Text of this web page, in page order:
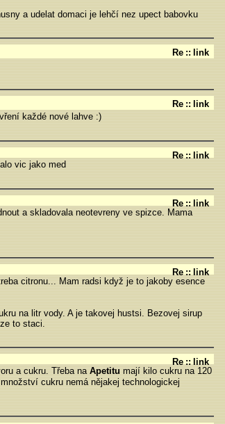
a udelat domaci je lehčí nez upect babovku
Re :: link
Re :: link
každé nové lahve :)
Re :: link
vic jako med
Re :: link
a skladovala neotevreny ve spizce. Mama
Re :: link
citronu... Mam radsi když je to jakoby esence
na litr vody. A je takovej hustsi. Bezovej sirup
to staci.
Re :: link
a cukru. Třeba na Apetitu mají kilo cukru na 120
cukru nemá nějakej technologickej